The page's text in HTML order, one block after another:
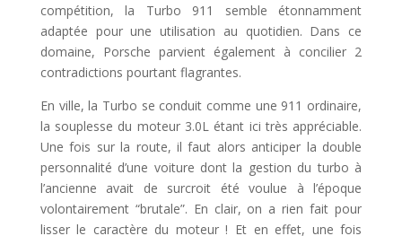
compétition, la Turbo 911 semble étonnamment
adaptée pour une utilisation au quotidien. Dans ce
domaine, Porsche parvient également à concilier 2
contradictions pourtant flagrantes.
En ville, la Turbo se conduit comme une 911 ordinaire,
la souplesse du moteur 3.0L étant ici très appréciable.
Une fois sur la route, il faut alors anticiper la double
personnalité d’une voiture dont la gestion du turbo à
l’ancienne avait de surcroit été voulue à l’époque
volontairement “brutale”. En clair, on a rien fait pour
lisser le caractère du moteur ! Et en effet, une fois